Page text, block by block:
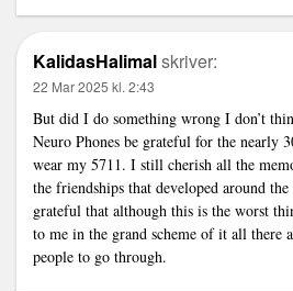
KalidasHalimalskriver:
22 Mar 2025 kl. 2:43
But did I do something wrong I don’t
Neuro Phones be grateful for the nearly
wear my 5711. I still cherish all the
the friendships that developed around
grateful that although this is the worst
to me in the grand scheme of it all there
people to go through.